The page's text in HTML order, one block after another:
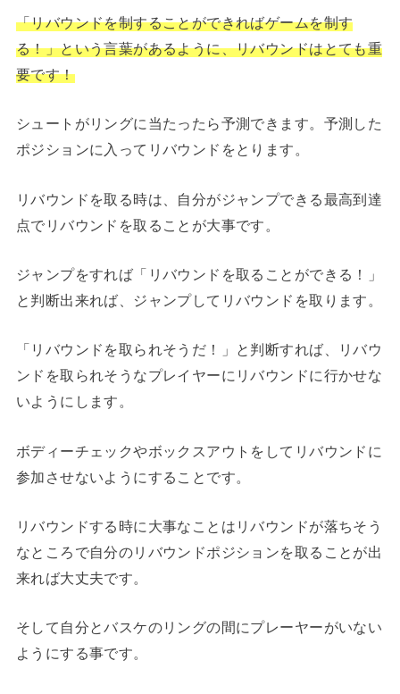
「リバウンドを制することができればゲームを制す
る！」という言葉があるように、リバウンドはとても重
要です！
シュートがリングに当たったら予測できます。予測した
ポジションに入ってリバウンドをとります。
リバウンドを取る時は、自分がジャンプできる最高到達
点でリバウンドを取ることが大事です。
ジャンプをすれば「リバウンドを取ることができる！」
と判断出来れば、ジャンプしてリバウンドを取ります。
「リバウンドを取られそうだ！」と判断すれば、リバウ
ンドを取られそうなプレイヤーにリバウンドに行かせな
いようにします。
ボディーチェックやボックスアウトをしてリバウンドに
参加させないようにすることです。
リバウンドする時に大事なことはリバウンドが落ちそう
なところで自分のリバウンドポジションを取ることが出
来れば大丈夫です。
そして自分とバスケのリングの間にプレーヤーがいない
ようにする事です。